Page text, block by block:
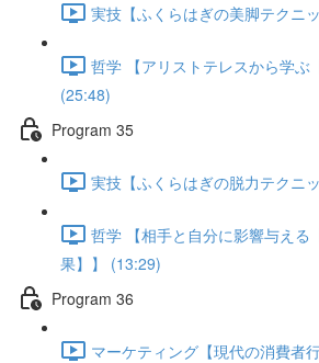
実技【ふくらはぎの美脚テクニ
哲学 【アリストテレスから学ぶ
(25:48)
Program 35
実技【ふくらはぎの脱力テクニ
哲学 【相手と自分に影響与える
果】】 (13:29)
Program 36
マーケティング【現代の消費者